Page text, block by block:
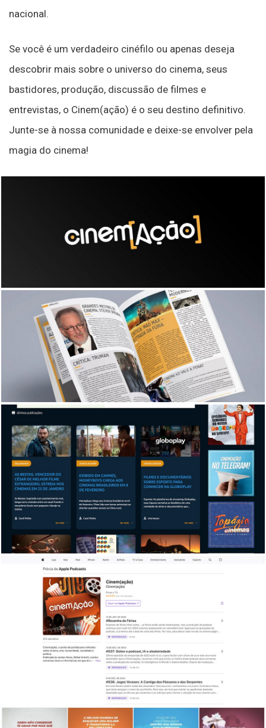
nacional.
Se você é um verdadeiro cinéfilo ou apenas deseja
descobrir mais sobre o universo do cinema, seus
bastidores, produção, discussão de filmes e
entrevistas, o Cinem(ação) é o seu destino definitivo.
Junte-se à nossa comunidade e deixe-se envolver pela
magia do cinema!